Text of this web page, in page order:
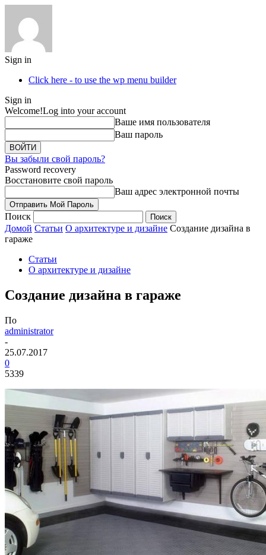
Sign in
Click here - to use the wp menu builder
Sign in
Welcome!Log into your account
Ваше имя пользователя
Ваш пароль
Вы забыли свой пароль?
Password recovery
Восстановите свой пароль
Ваш адрес электронной почты
Поиск
Домой Статьи О архитектуре и дизайне Создание дизайна в
гараже
Статьи
О архитектуре и дизайне
Создание дизайна в гараже
По
administrator
-
25.07.2017
0
5339